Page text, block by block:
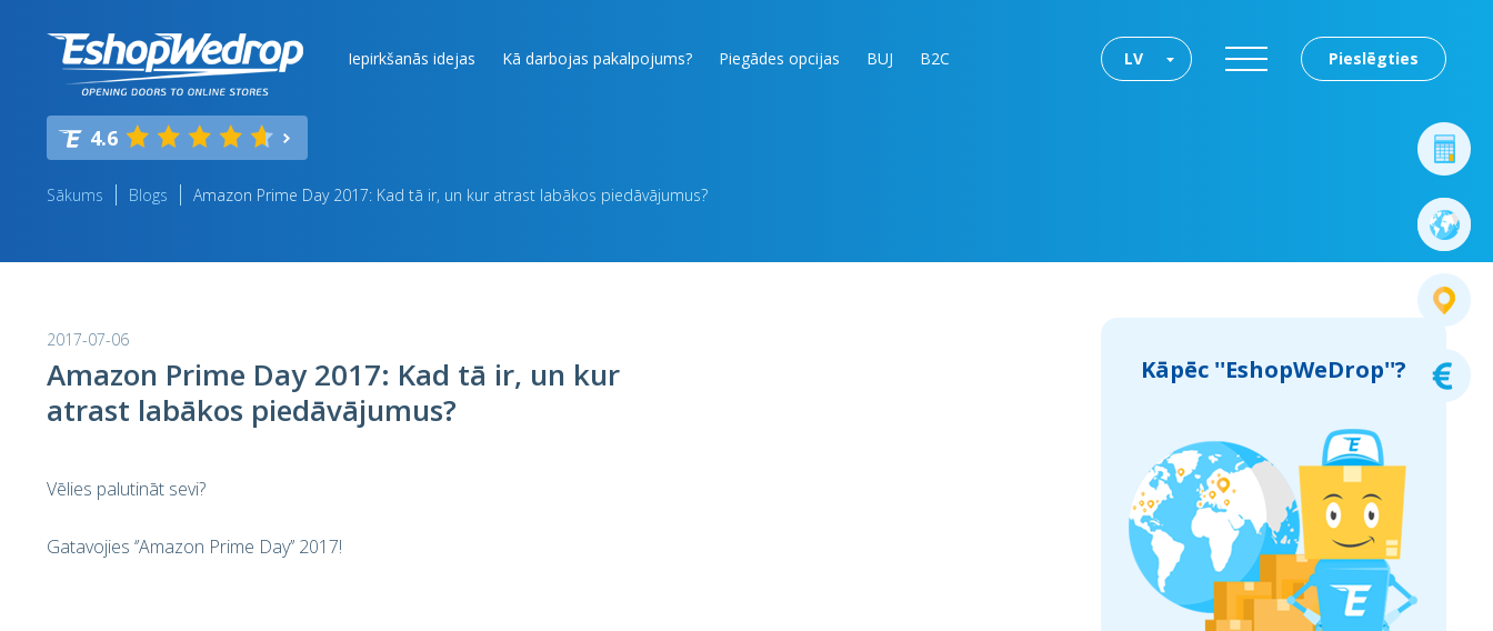
Iepirkšanās idejas Kā darbojas pakalpojums? Piegādes opcijas BUJ B2C Pieslēgties
LV
4.6
Sākums Blogs Amazon Prime Day 2017: Kad tā ir, un kur atrast labākos piedāvājumus?
2017-07-06
Amazon Prime Day 2017: Kad tā ir, un kur
atrast labākos piedāvājumus?
Vēlies palutināt sevi?
Gatavojies ‘’Amazon Prime Day’’ 2017!
Kāpēc ''EshopWeDrop''?